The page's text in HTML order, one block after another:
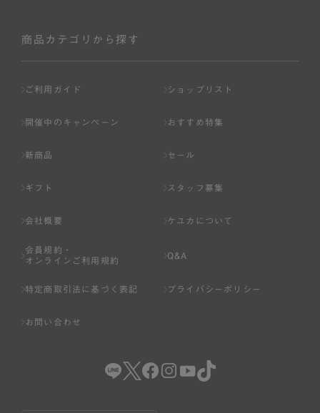
ません。
ページへの入力、または弊社が別途指定する方法に従って
基づき判断した場合は、弊社は、その登録を取り消すこと
のいずれかの事由に該当する場合は、その登録を拒否し、
または事前に通知することなく一旦なされた登録を取り消
いる場合。
商品カテゴリから探す
ご利用ガイド ショップリスト
開催中のキャンペーン おすすめ特集
新商品 セール
ギフト スタッフ募集
会社概要 ケユカについて
会員規約・
オンラインご利用規約
Q&A
特定商取引法に基づく表記 プライバシーポリシー
お問い合わせ